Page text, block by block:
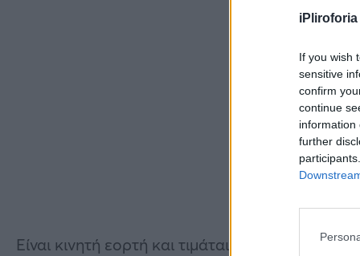
If you wish
sensitive
confirm
continue
information
further
Είναι κινητή εορτή και τιμάται πάντα την